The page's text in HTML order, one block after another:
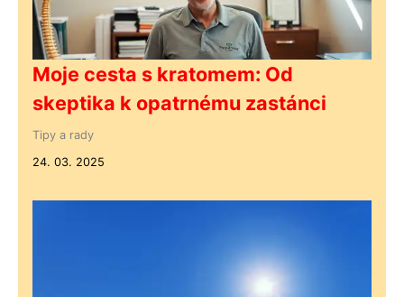
Moje cesta s kratomem: Od
skeptika k opatrnému zastánci
Tipy a rady
24. 03. 2025